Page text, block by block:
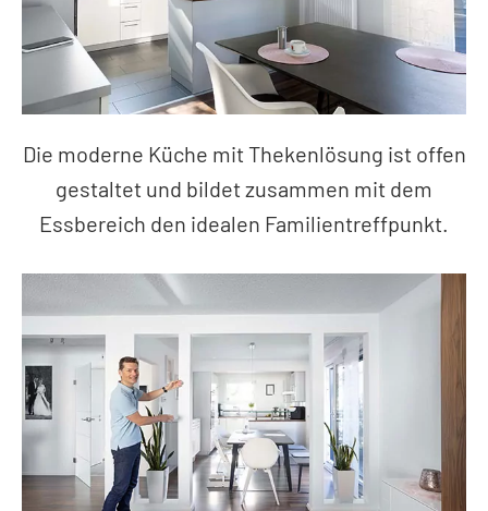
Die moderne Küche mit Thekenlösung ist offen
gestaltet und bildet zusammen mit dem
Essbereich den idealen Familientreffpunkt.